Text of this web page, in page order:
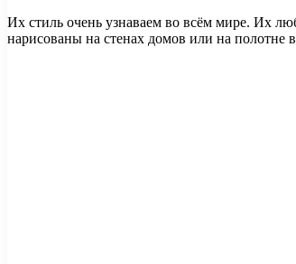
Их стиль очень узнаваем во всём мире. Их
нарисованы на стенах домов или на полотне